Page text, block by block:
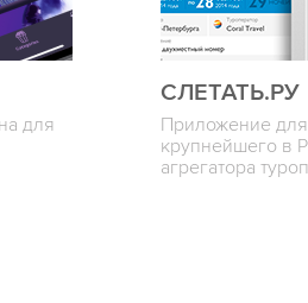
для
СЛЕТАТЬ.РУ
Приложение для
крупнейшего в
агрегатора